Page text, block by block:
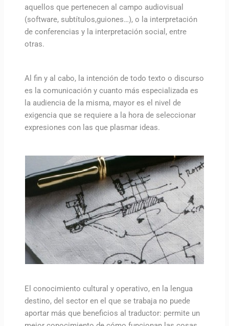
aquellos que pertenecen al campo audiovisual
(software, subtítulos,guiones…), o la interpretación
de conferencias y la interpretación social, entre
otras.
Al fin y al cabo, la intención de todo texto o discurso
es la comunicación y cuanto más especializada es
la audiencia de la misma, mayor es el nivel de
exigencia que se requiere a la hora de seleccionar
expresiones con las que plasmar ideas.
El conocimiento cultural y operativo, en la lengua
destino, del sector en el que se trabaja no puede
aportar más que beneficios al traductor: permite un